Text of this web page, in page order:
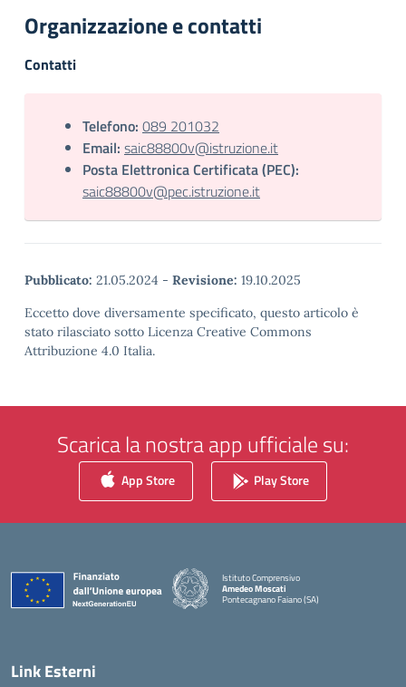
Organizzazione e contatti
Contatti
Telefono: 089 201032
Email: saic88800v@istruzione.it
Posta Elettronica Certificata (PEC):
saic88800v@pec.istruzione.it
Pubblicato: 21.05.2024 - Revisione: 19.10.2025
Eccetto dove diversamente specificato, questo articolo è
stato rilasciato sotto Licenza Creative Commons
Attribuzione 4.0 Italia.
Scarica la nostra app ufficiale su:
App Store Play Store
Istituto Comprensivo
Amedeo Moscati
Pontecagnano Faiano (SA)
— Visita la pagina iniziale della scuola
Link Esterni